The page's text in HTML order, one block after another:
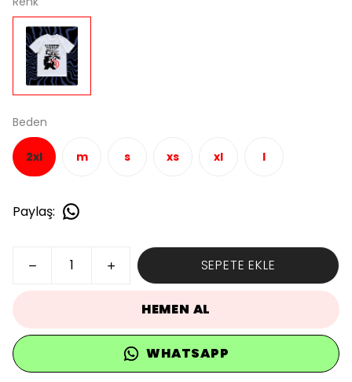
Beden
2xl m s xs xl l
Paylaş:
SEPETE EKLE
HEMEN AL
WHATSAPP